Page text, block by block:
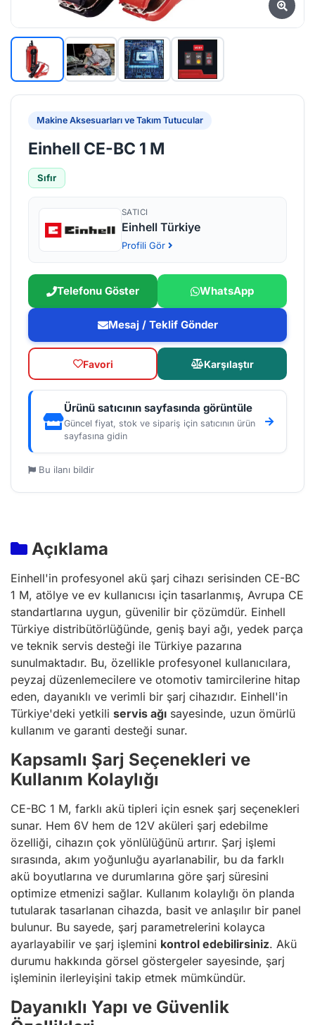
Makine Aksesuarları ve Takım Tutucular
Einhell CE-BC 1 M
Sıfır
SATICI
Einhell Türkiye
Profili Gör
Telefonu Göster WhatsApp
Mesaj / Teklif Gönder
Favori Karşılaştır
Ürünü satıcının sayfasında görüntüle
Güncel fiyat, stok ve sipariş için satıcının ürün
sayfasına gidin
Bu ilanı bildir
Açıklama
Einhell'in profesyonel akü şarj cihazı serisinden CE-BC
1 M, atölye ve ev kullanıcısı için tasarlanmış, Avrupa CE
standartlarına uygun, güvenilir bir çözümdür. Einhell
Türkiye distribütörlüğünde, geniş bayi ağı, yedek parça
ve teknik servis desteği ile Türkiye pazarına
sunulmaktadır. Bu, özellikle profesyonel kullanıcılara,
peyzaj düzenlemecilere ve otomotiv tamircilerine hitap
eden, dayanıklı ve verimli bir şarj cihazıdır. Einhell'in
Türkiye'deki yetkili servis ağı sayesinde, uzun ömürlü
kullanım ve garanti desteği sunar.
Kapsamlı Şarj Seçenekleri ve
Kullanım Kolaylığı
CE-BC 1 M, farklı akü tipleri için esnek şarj seçenekleri
sunar. Hem 6V hem de 12V aküleri şarj edebilme
özelliği, cihazın çok yönlülüğünü artırır. Şarj işlemi
sırasında, akım yoğunluğu ayarlanabilir, bu da farklı
akü boyutlarına ve durumlarına göre şarj süresini
optimize etmenizi sağlar. Kullanım kolaylığı ön planda
tutularak tasarlanan cihazda, basit ve anlaşılır bir panel
bulunur. Bu sayede, şarj parametrelerini kolayca
ayarlayabilir ve şarj işlemini kontrol edebilirsiniz. Akü
durumu hakkında görsel göstergeler sayesinde, şarj
işleminin ilerleyişini takip etmek mümkündür.
Dayanıklı Yapı ve Güvenlik